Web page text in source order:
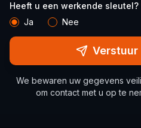
Heeft u een werkende sleutel?
Ja
Nee
Verstuur
We bewaren uw gegevens
om contact met u op te